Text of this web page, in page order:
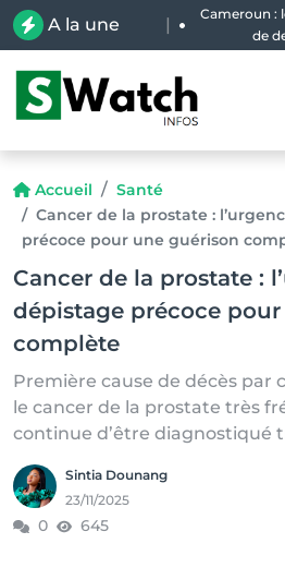
A la une |
Cameroun :
de
Accueil
Santé
Cancer de la prostate :
précoce pour une guérison
Cancer de la prostate :
dépistage précoce
complète
Première cause de décès par
le cancer de la prostate très
continue d’être diagnostiqué
Sintia Dounang
23/11/2025
0 645